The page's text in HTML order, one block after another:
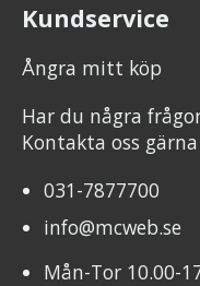
Kundservice
Ångra mitt köp
Har du några
Kontakta oss
031-7877700
info@mcweb.se
Mån-Tor 10.00-